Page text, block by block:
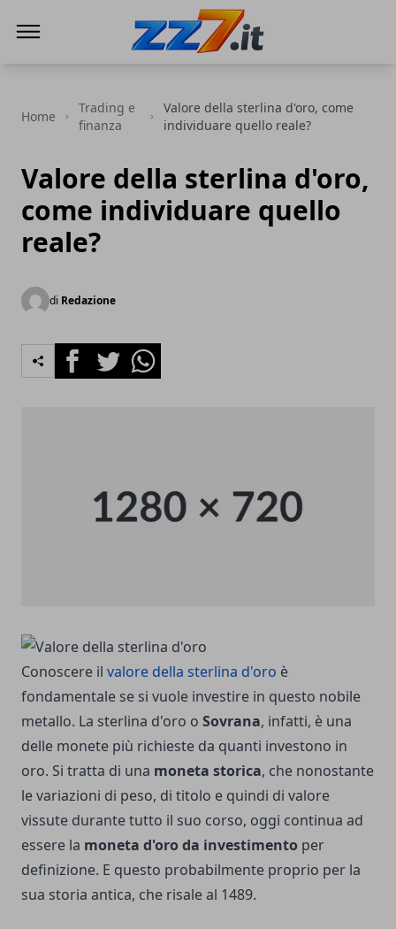
Home
Trading e
finanza
Valore della sterlina d'oro, come
individuare quello reale?
Valore della sterlina d'oro,
come individuare quello
reale?
di Redazione
FacebookTwitterWhatsapp
Conoscere il valore della sterlina d'oro è
fondamentale se si vuole investire in questo nobile
metallo. La sterlina d'oro o Sovrana, infatti, è una
delle monete più richieste da quanti investono in
oro. Si tratta di una moneta storica, che nonostante
le variazioni di peso, di titolo e quindi di valore
vissute durante tutto il suo corso, oggi continua ad
essere la moneta d'oro da investimento per
definizione. E questo probabilmente proprio per la
sua storia antica, che risale al 1489.